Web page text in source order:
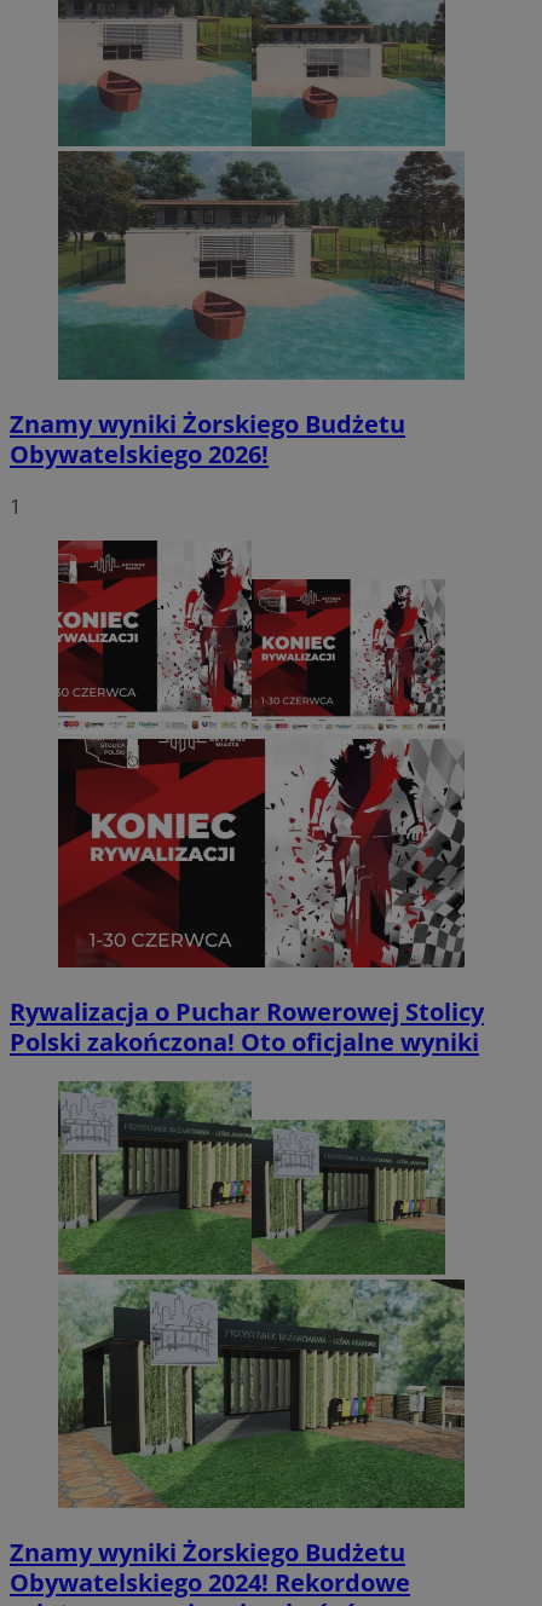
Znamy wyniki Żorskiego Budżetu
Obywatelskiego 2026!
1
Rywalizacja o Puchar Rowerowej Stolicy
Polski zakończona! Oto oficjalne wyniki
Znamy wyniki Żorskiego Budżetu
Obywatelskiego 2024! Rekordowe